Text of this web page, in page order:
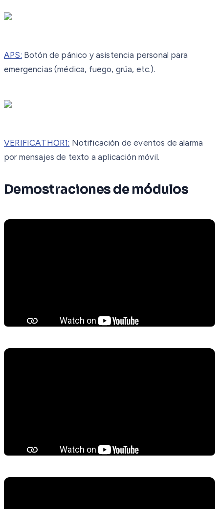
APS: Botón de pánico y asistencia personal para
emergencias (médica, fuego, grúa, etc.).
VERIFICATHOR1: Notificación de eventos de alarma
por mensajes de texto a aplicación móvil.
Demostraciones de módulos